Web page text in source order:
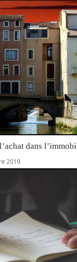
dans
2019